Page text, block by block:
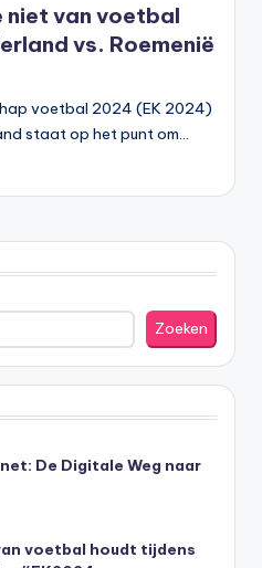
niet van voetbal
vs. Roemenië
voetbal 2024 (EK 2024)
staat op het punt om…
Zoeken
De Digitale Weg naar
voetbal houdt tijdens